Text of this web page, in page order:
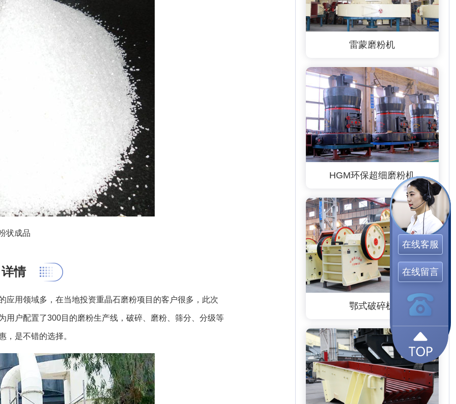
状成品
情
用领域多，在当地投资重晶石磨粉项目的客户很多，此次
用户配置了300目的磨粉生产线，破碎、磨粉、筛分、分级等
，是不错的选择。
雷蒙磨粉机
HGM环保超细磨粉机
鄂式破碎机
在线客服
在线留言